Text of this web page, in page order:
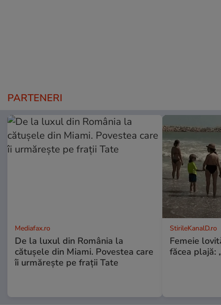
PARTENERI
Mediafax.ro
De la luxul din România la
cătușele din Miami. Povestea care
îi urmărește pe frații Tate
StirileKanalD.ro
Femeie
făcea plajă: